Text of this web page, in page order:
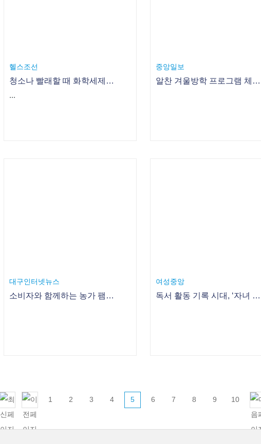
헬스조선
청소나 빨래할 때 화학세제를 빼세요!
...
중앙일보
알찬 겨울방학 프로그램 체험학습·봉사활동·가족신문
대구인터넷뉴스
소비자와 함께하는 농가 팸투어 “인기대박”
여성중앙
독서 활동 기록 시대, ‘자녀 독서력’ 키우는 힌트
1 2 3 4 5 6 7 8 9 10